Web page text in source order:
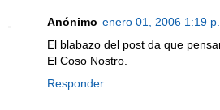
Anónimo enero 01, 2006 1:19 p.
El blabazo del post da que
El Coso Nostro.
Responder